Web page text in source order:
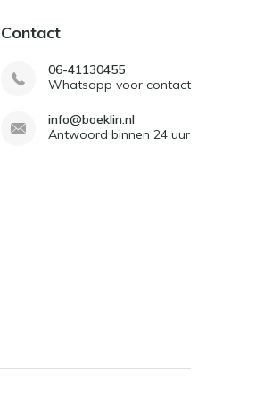
Contact
06-41130455
Whatsapp voor contact
info@boeklin.nl
Antwoord binnen 24 uur